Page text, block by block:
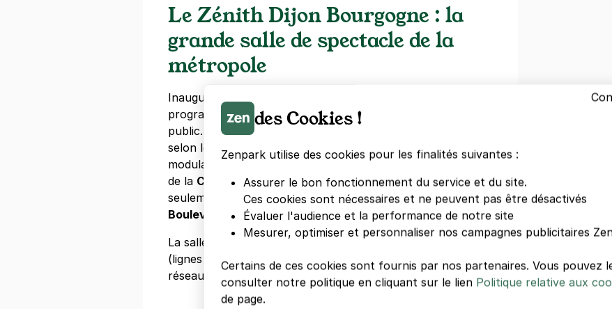
Le Zénith Dijon Bourgogne : la
grande salle de spectacle de la
métropole
Inauguré en 2003, le
programmation variée : musique, humour, spectacles grand
public. Il peut accueillir jusqu’à environ
selon les configurations (debout, assis, gradins
modulables). Il se situe sur le territoire de
de la Communauté Dijon Métropole, à quelques minutes
seulement du centre-ville de Dijon. L’adresse officielle est14
Boulevard Henri Ziegler, 21300 Chenôve.
La salle est desservie par les transports publics de Dijon
(lignes de bus CITADIS notamment) et bénéficie d’un bon
réseau routier depuis les axes périphériques.
des Cookies !
Zenpark utilise des cookies pour les finalités suivantes :
Assurer le bon fonctionnement du service et du site.
Ces cookies sont nécessaires et ne peuvent pas être désactivés
Évaluer l'audience et la performance de notre site
Mesurer, optimiser et personnaliser nos campagnes publicitaires
Certains de ces cookies sont fournis par nos partenaires. Vous pouvez
consulter notre politique en cliquant sur le lien Politique relative aux
de page.